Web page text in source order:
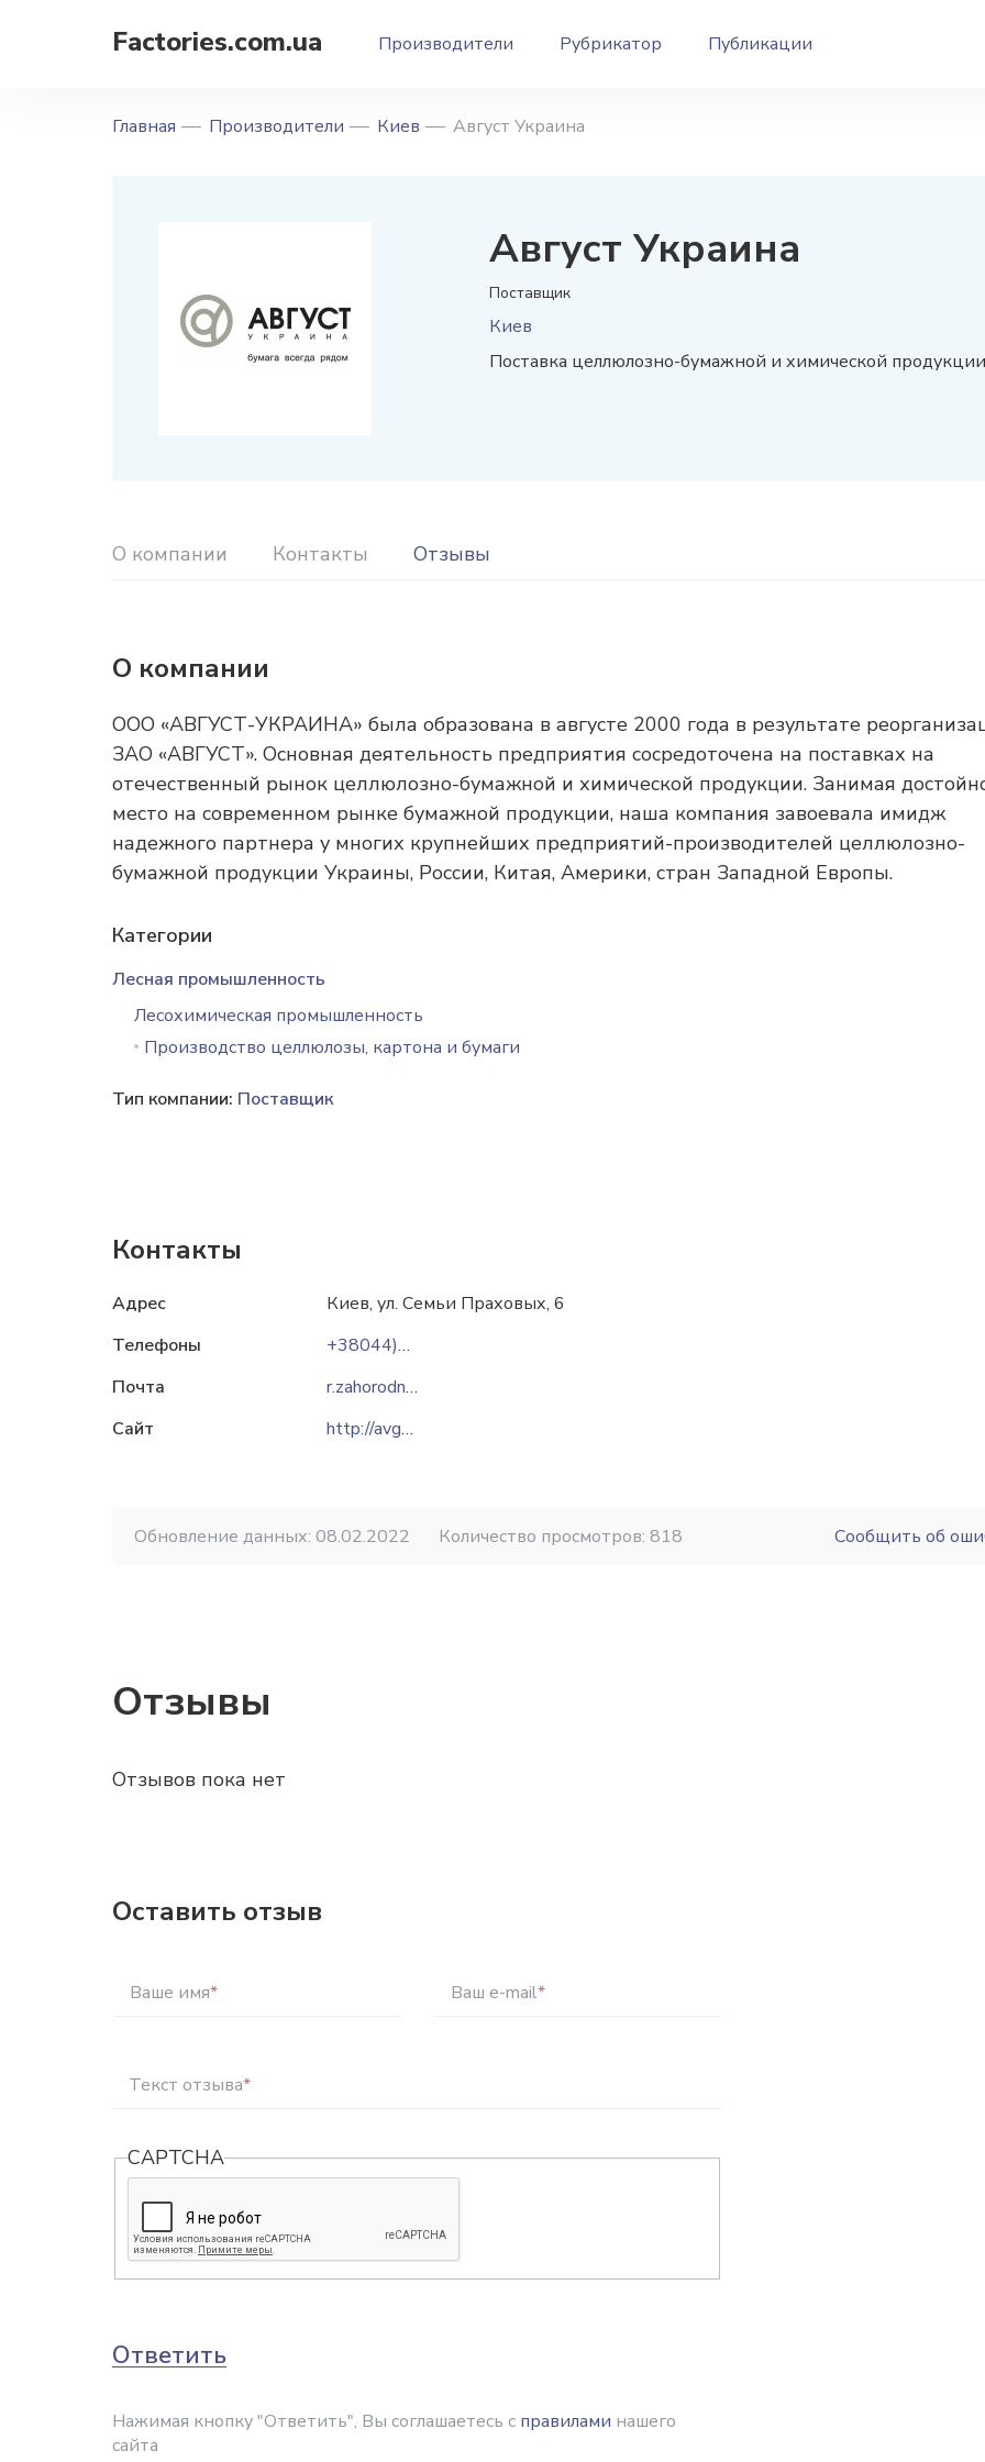
Factories.com.ua Производители Рубрикатор Публикации
Главная Производители Киев Август Украина
Август Украина
Поставщик
Киев
Поставка целлюлозно-бумажной и химической продукции
О компании Контакты Отзывы
О компании
ООО «АВГУСТ-УКРАИНА» была образована в августе 2000 года в результате
ЗАО «АВГУСТ». Основная деятельность предприятия сосредоточена на поставках на
отечественный рынок целлюлозно-бумажной и химической продукции. Занимая
место на современном рынке бумажной продукции, наша компания завоевала имидж
надежного партнера у многих крупнейших предприятий-производителей целлюлозно-
бумажной продукции Украины, России, Китая, Америки, стран Западной Европы.
Категории
Лесная промышленность
Лесохимическая промышленность
Производство целлюлозы, картона и бумаги
Тип компании: Поставщик
Контакты
Адрес
Киев, ул. Семьи Праховых, 6
Телефоны
+38044)247-42-37
Почта
r.zahorodniy@avgust.com.ua
Сайт
http://avgust.com.ua
Обновление данных: 08.02.2022 Количество просмотров: 818 Сообщить об
Отзывы
Отзывов пока нет
Оставить отзыв
Ваше имя* Ваш e-mail*
Текст отзыва*
CAPTCHA
Ответить
Нажимая кнопку "Ответить", Вы соглашаетесь с правилами нашего
сайта